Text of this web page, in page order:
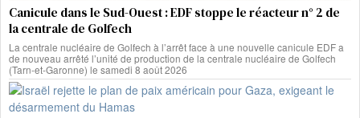
Canicule dans le Sud-Ouest : EDF stoppe le réacteur n° 2 de
la centrale de Golfech
La centrale nucléaire de Golfech à l’arrêt face à une nouvelle canicule EDF a
de nouveau arrêté l’unité de production de la centrale nucléaire de Golfech
(Tarn-et-Garonne) le samedi 8 août 2026